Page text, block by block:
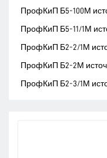
ПрофКиП Б5-100М
ПрофКиП Б5-11/1М
ПрофКиП Б2-2/1М
ПрофКиП Б2-2М
ПрофКиП Б2-3/1М